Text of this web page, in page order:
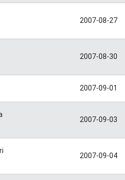
2007-08-27
2007-08-30
2007-09-01
2007-09-03
2007-09-04